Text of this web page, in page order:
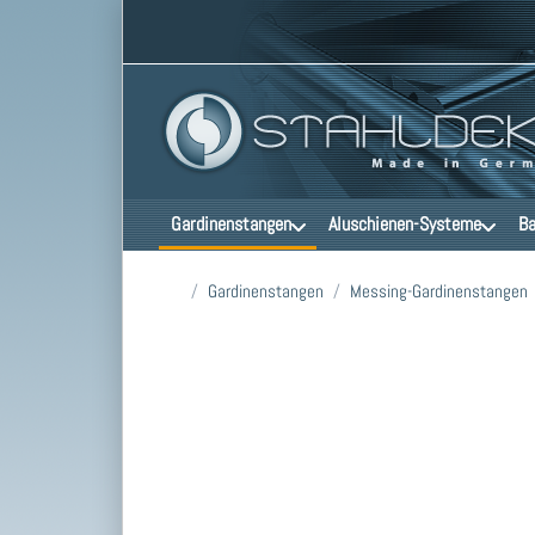
Gardinenstangen Aluschienen-Systeme
Startseite
Gardinenstangen Messing-Gardinenstangen